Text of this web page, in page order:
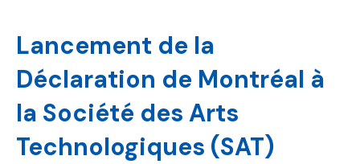
Lancement de la
Déclaration de Montréal à
la Société des Arts
Technologiques (SAT)